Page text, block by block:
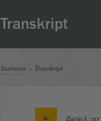
Transkript
Startseite Transkript
Zurück